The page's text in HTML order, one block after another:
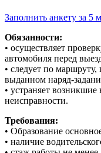
Заполнить анкету за 5
Обязанности:
• осуществляет
автомобиля перед
• следует по
выданном наряд-
• устраняет
неисправности.
Требования:
• Образование
• наличие